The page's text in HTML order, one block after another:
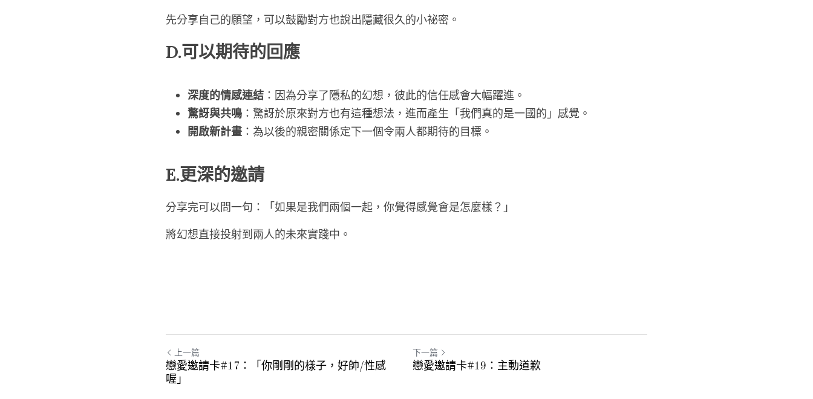
先分享自己的願望，可以鼓勵對方也說出隱藏很久的小祕密。
D.可以期待的回應
深度的情感連結 ：因為分享了隱私的幻想，彼此的信任感會大幅躍進。
驚訝與共鳴 ：驚訝於原來對方也有這種想法，進而產生「我們真的是一國的」感覺。
開啟新計畫 ：為以後的親密關係定下一個令兩人都期待的目標。
E.更深的邀請
分享完可以問一句：「如果是我們兩個一起，你覺得感覺會是怎麼樣？」
將幻想直接投射到兩人的未來實踐中。
上一篇
戀愛邀請卡#17：「你剛剛的樣子，好帥/性感
喔」
下一篇
戀愛邀請卡#19：主動道歉